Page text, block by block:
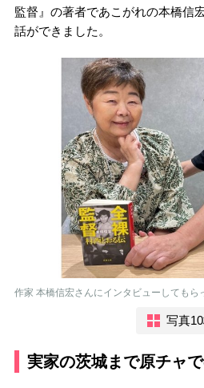
監督』の著者であこがれの本橋信
話ができました。
作家 本橋信宏さんにインタビューしてもら
写真
実家の茨城まで原チャ